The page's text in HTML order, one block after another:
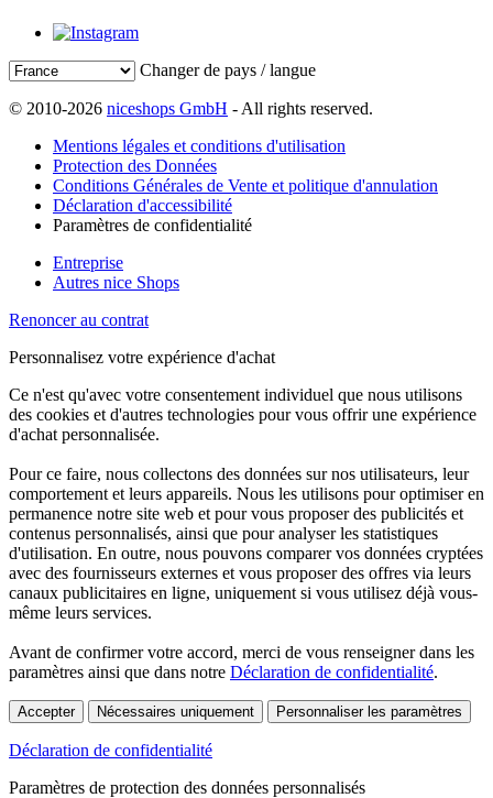
Changer de pays / langue
© 2010-2026 niceshops GmbH - All rights reserved.
Mentions légales et conditions d'utilisation
Protection des Données
Conditions Générales de Vente et politique d'annulation
Déclaration d'accessibilité
Paramètres de confidentialité
Entreprise
Autres nice Shops
Renoncer au contrat
Personnalisez votre expérience d'achat
Ce n'est qu'avec votre consentement individuel que nous utilisons
des cookies et d'autres technologies pour vous offrir une expérience
d'achat personnalisée.
Pour ce faire, nous collectons des données sur nos utilisateurs, leur
comportement et leurs appareils. Nous les utilisons pour optimiser en
permanence notre site web et pour vous proposer des publicités et
contenus personnalisés, ainsi que pour analyser les statistiques
d'utilisation. En outre, nous pouvons comparer vos données cryptées
avec des fournisseurs externes et vous proposer des offres via leurs
canaux publicitaires en ligne, uniquement si vous utilisez déjà vous-
même leurs services.
Avant de confirmer votre accord, merci de vous renseigner dans les
paramètres ainsi que dans notre Déclaration de confidentialité.
Accepter Nécessaires uniquement Personnaliser les paramètres
Déclaration de confidentialité
Paramètres de protection des données personnalisés